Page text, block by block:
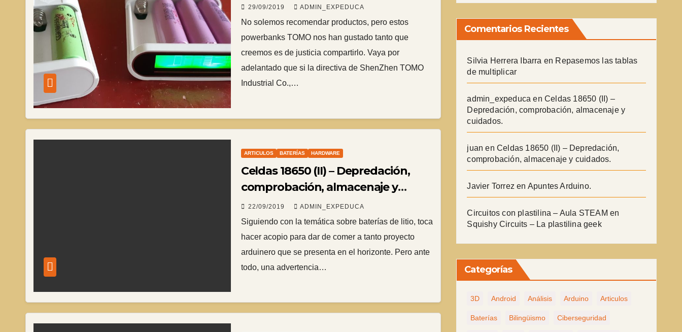
29/09/2019 ADMIN_EXPEDUCA
No solemos recomendar productos, pero estos
powerbanks TOMO nos han gustado tanto que
creemos es de justicia compartirlo. Vaya por
adelantado que si la directiva de ShenZhen TOMO
Industrial Co.,…
ARTICULOS BATERÍAS HARDWARE
Celdas 18650 (II) – Depredación,
comprobación, almacenaje y
cuidados.
22/09/2019 ADMIN_EXPEDUCA
Siguiendo con la temática sobre baterías de litio, toca
hacer acopio para dar de comer a tanto proyecto
arduinero que se presenta en el horizonte. Pero ante
todo, una advertencia…
Comentarios Recientes
Silvia Herrera Ibarra en Repasemos las tablas
de multiplicar
admin_expeduca en Celdas 18650 (II) –
Depredación, comprobación, almacenaje y
cuidados.
juan en Celdas 18650 (II) – Depredación,
comprobación, almacenaje y cuidados.
Javier Torrez en Apuntes Arduino.
Circuitos con plastilina – Aula STEAM en
Squishy Circuits – La plastilina geek
Categorías
3D Android Análisis Arduino Articulos
Baterías Bilingüismo Ciberseguridad